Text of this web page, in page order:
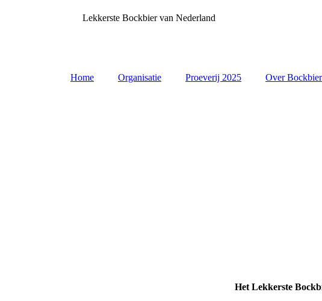
Lekkerste Bockbier van Nederland
Home Organisatie Proeverij 2025 Over Bockbier
Het Lekkerste